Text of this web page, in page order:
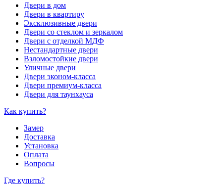
Двери в дом
Двери в квартиру
Эксклюзивные двери
Двери со стеклом и зеркалом
Двери с отделкой МДФ
Нестандартные двери
Взломостойкие двери
Уличные двери
Двери эконом-класса
Двери премиум-класса
Двери для таунхауса
Как купить?
Замер
Доставка
Установка
Оплата
Вопросы
Где купить?